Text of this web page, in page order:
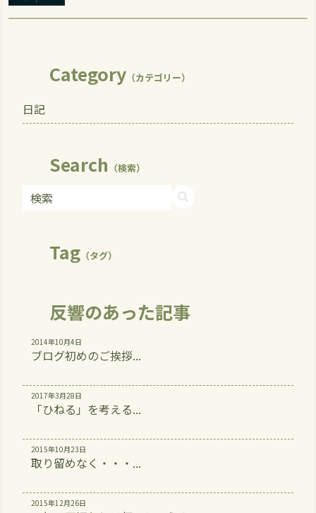
Category （カテゴリー）
日記
Search （検索）
Tag（タグ）
反響のあった記事
2014年10月4日
ブログ初めのご挨拶...
2017年3月28日
「ひねる」を考える...
2015年10月23日
取り留めなく・・・...
2015年12月26日